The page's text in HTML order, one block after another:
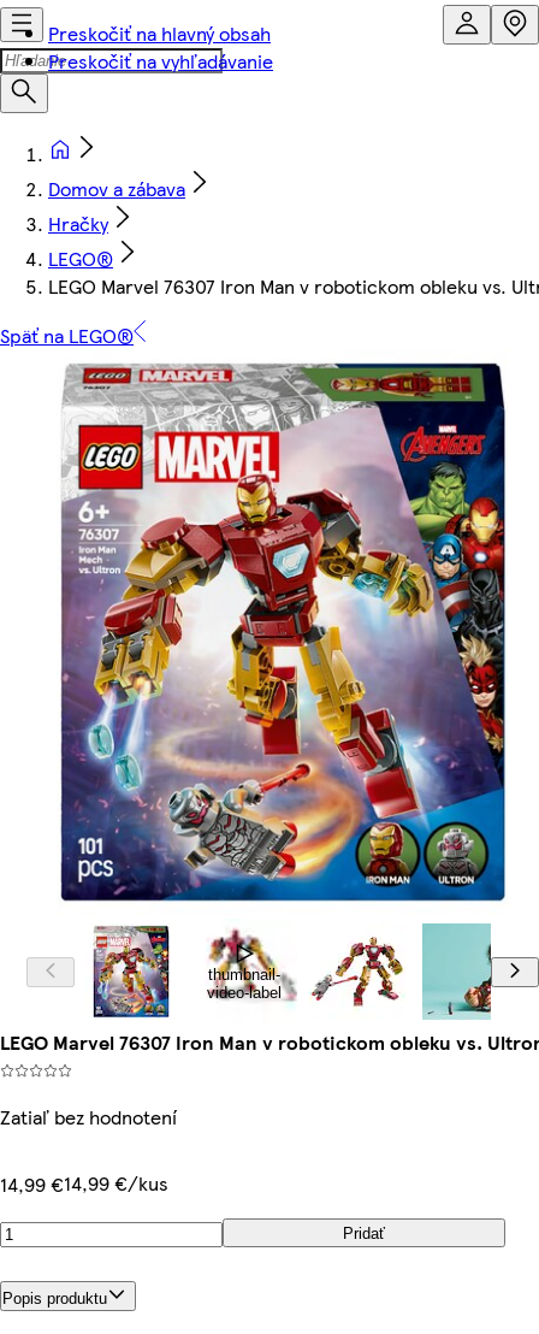
Preskočiť na hlavný obsah
Preskočiť na vyhľadávanie
Domov a zábava
Hračky
LEGO®
LEGO Marvel 76307 Iron Man v robotickom obleku vs.
Späť na LEGO®
thumbnail-
video-label
LEGO Marvel 76307 Iron Man v robotickom obleku vs.
Zatiaľ bez hodnotení
14,99 €14,99 €/kus
Pridať
Popis produktu